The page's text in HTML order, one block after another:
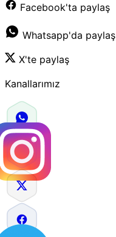
Facebook'ta paylaş
Whatsapp'da paylaş
X'te paylaş
Kanallarımız